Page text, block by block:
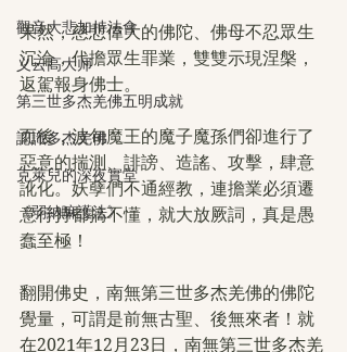
觀音大悲加持法會
义云高大师
第三世多杰羌佛五明成就
認識多杰羌佛
克萊兒的深夜實堂
《弱納嘛護法》
果然，慈悲偉大的佛陀、佛母不忍眾生
沉淪，代擔眾生罪業，雙雙示現涅槃，
返駕報身佛士。
而後，波旬魔王的魔子魔孫們卻進行了
惡意的揣測、誹謗、造謠、攻擊，肆意
訛化。妖孽們不通經教，連擔業必須遷
意行持都搞不懂，就大放厥詞，真是愚
蠢至極！
翻開佛史，南無第三世多杰羌佛的佛陀
覺量，可謂是前無古聖、後無來者！就
在2021年12月23日，南無第三世多杰羌